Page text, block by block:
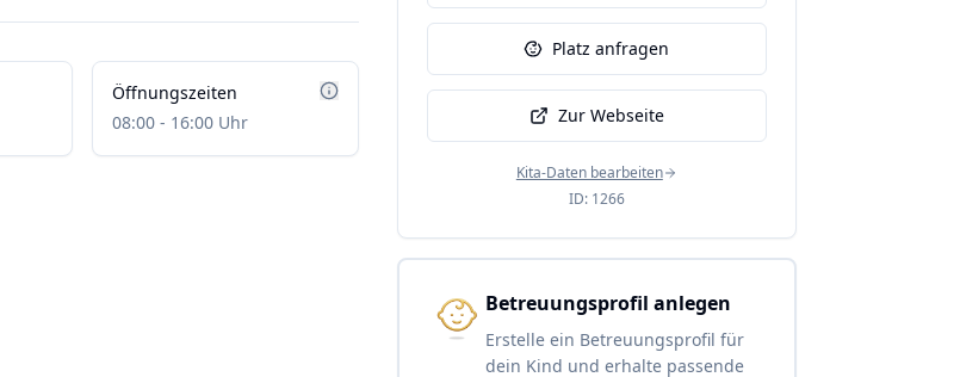
Öffnungszeiten
08:00 - 16:00 Uhr
Platz anfragen
Zur Webseite
Kita-Daten bearbeiten
ID: 1266
Betreuungsprofil anlegen
Erstelle ein Betreuungsprofil für
dein Kind und erhalte passende